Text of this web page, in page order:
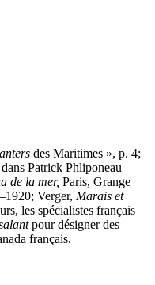
des Maritimes », p. 4;
Patrick Phliponeau
de la mer, Paris, Grange
Verger, Marais et
les spécialistes français
pour désigner des
français.